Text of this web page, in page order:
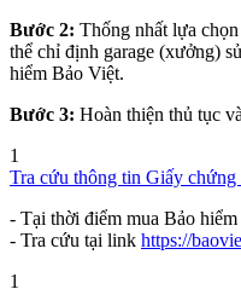
Bước 2: Thống nhất lựa
thể chỉ định garage (xưởng)
hiểm Bảo Việt.
Bước 3: Hoàn thiện thủ tục
1
Tra cứu thông tin Giấy
- Tại thời điểm mua Bảo
- Tra cứu tại link https://
1